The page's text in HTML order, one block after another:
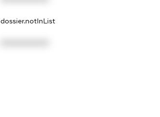
dossier.notInList